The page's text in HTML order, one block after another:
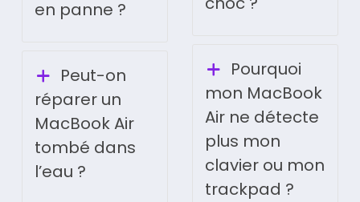
en panne ?
Peut-on
réparer un
MacBook Air
tombé dans
l’eau ?
Pourquoi
mon MacBook
Air ne détecte
plus mon
clavier ou mon
trackpad ?